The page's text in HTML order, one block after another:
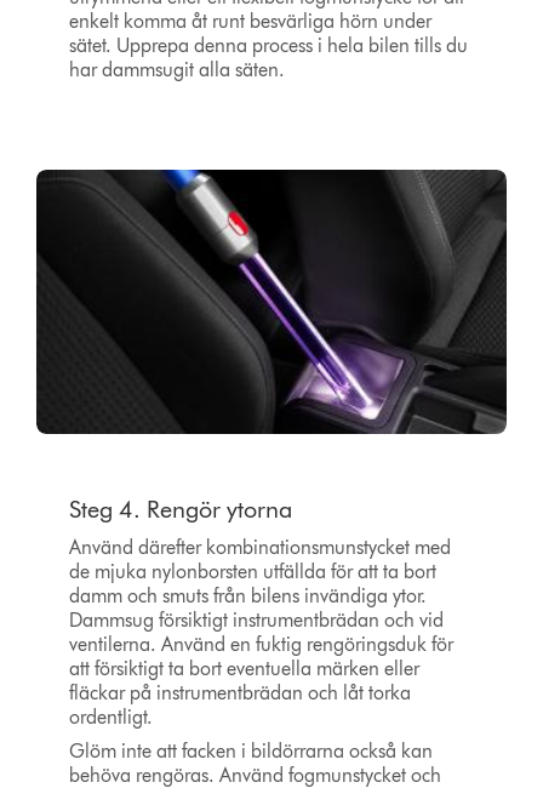
enkelt komma åt runt besvärliga hörn under
sätet. Upprepa denna process i hela bilen tills du
har dammsugit alla säten.
Steg 4. Rengör ytorna
Använd därefter kombinationsmunstycket med
de mjuka nylonborsten utfällda för att ta bort
damm och smuts från bilens invändiga ytor.
Dammsug försiktigt instrumentbrädan och vid
ventilerna. Använd en fuktig rengöringsduk för
att försiktigt ta bort eventuella märken eller
fläckar på instrumentbrädan och låt torka
ordentligt.
Glöm inte att facken i bildörrarna också kan
behöva rengöras. Använd fogmunstycket och